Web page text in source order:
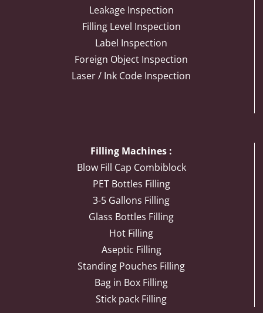
Leakage Inspection
Filling Level Inspection
Label Inspection
Foreign Object Inspection
Laser / Ink Code Inspection
Filling Machines :
Blow Fill Cap Combiblock
PET Bottles Filling
3-5 Gallons Filling
Glass Bottles Filling
Hot Filling
Aseptic Filling
Standing Pouches Filling
Bag in Box Filling
Stick pack Filling